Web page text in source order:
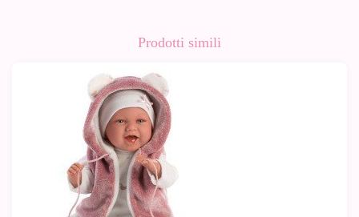
Prodotti simili